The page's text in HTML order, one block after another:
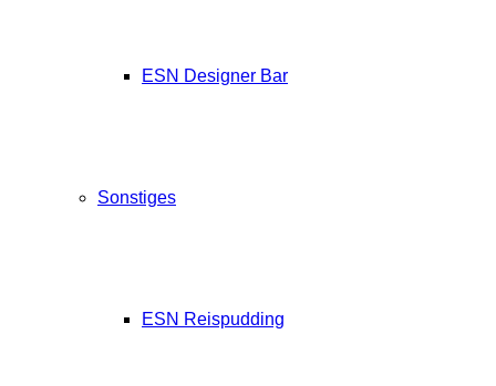
ESN Designer Bar
Sonstiges
ESN Reispudding